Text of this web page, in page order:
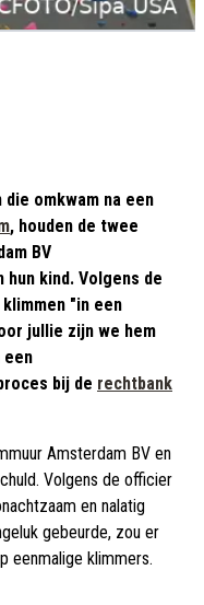
omkwam na een
, houden de twee
BV
kind. Volgens de
"in een
jullie zijn we hem
een
bij de rechtbank
Amsterdam BV en
Volgens de officier
en nalatig
gebeurde, zou er
eenmalige klimmers.